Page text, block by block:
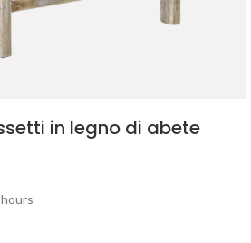
in legno di abete